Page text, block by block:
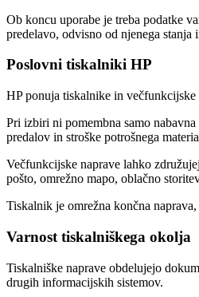
Ob koncu uporabe je treba podatke
predelavo, odvisno od njenega stanja
Poslovni tiskalniki HP
HP ponuja tiskalnike in večfunkcijske
Pri izbiri ni pomembna samo
predalov in stroške potrošnega
Večfunkcijske naprave lahko
pošto, omrežno mapo, oblačno
Tiskalnik je omrežna končna
Varnost tiskalniškega okolja
Tiskalniške naprave obdelujejo
drugih informacijskih sistemov.